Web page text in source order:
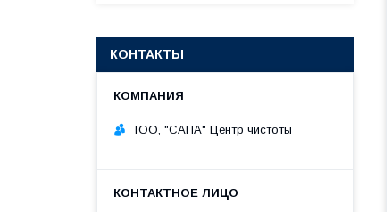
КОНТАКТЫ
ТОО, "САПА" Центр чистоты